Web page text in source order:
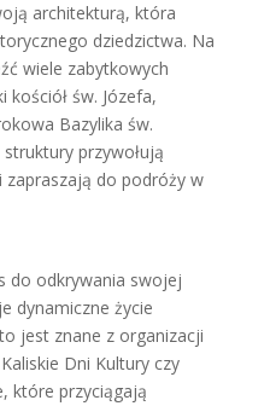
architekturą, która
dziedzictwa. Na
wiele zabytkowych
św. Józefa,
Bazylika św.
przywołują
do podróży w
do odkrywania swojej
dynamiczne życie
jest znane z organizacji
Dni Kultury czy
które przyciągają